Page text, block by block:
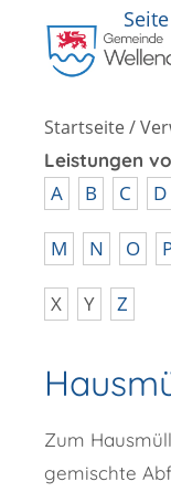
Startseite/
Leistungen
A B C D
M N O
X Y Z
Zum
gemischte